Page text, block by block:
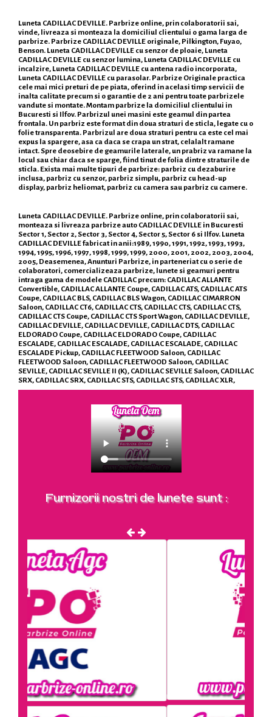
Luneta CADILLAC DEVILLE. Parbrize online, prin colaboratorii sai,
vinde, livreaza si monteaza la domiciliul clientului o gama larga de
parbrize. Parbrize CADILLAC DEVILLE originale, Pilkington, Fuyao,
Benson. Luneta CADILLAC DEVILLE cu senzor de ploaie, Luneta
CADILLAC DEVILLE cu senzor lumina, Luneta CADILLAC DEVILLE cu
incalzire, Luneta CADILLAC DEVILLE cu antena radio incorporata,
Luneta CADILLAC DEVILLE cu parasolar. Parbrize Originale practica
cele mai mici preturi de pe piata, oferind in acelasi timp servicii de
inalta calitate precum si o garantie de 2 ani pentru toate parbrizele
vandute si montate. Montam parbrize la domiciliul clientului in
Bucuresti si Ilfov. Parbrizul unei masini este geamul din partea
frontala. Un parbriz este format din doua straturi de sticla, legate cu o
folie transparenta. Parbrizul are doua straturi pentru ca este cel mai
expus la spargere, asa ca daca se crapa un strat, celalalt ramane
intact. Spre deosebire de geamurile laterale, un prabriz va ramane la
locul sau chiar daca se sparge, fiind tinut de folia dintre straturile de
sticla. Exista mai multe tipuri de parbrize: parbriz cu dezaburire
inclusa, parbriz cu senzor, parbriz simplu, parbriz cu head-up
display, parbriz heliomat, parbriz cu camera sau parbriz cu camere.
Luneta CADILLAC DEVILLE. Parbrize online, prin colaboratorii sai,
monteaza si livreaza parbrize auto CADILLAC DEVILLE in Bucuresti
Sector 1, Sector 2, Sector 3, Sector 4, Sector 5, Sector 6 si Ilfov. Luneta
CADILLAC DEVILLE fabricat in anii:1989, 1990, 1991, 1992, 1993, 1993,
1994, 1995, 1996, 1997, 1998, 1999, 1999, 2000, 2001, 2002, 2003, 2004,
2005, Deasemenea, Anunturi Parbrize, in parteneriat cu o serie de
colaboratori, comercializeaza parbrize, lunete si geamuri pentru
intraga gama de modele CADILLAC precum: CADILLAC ALLANTE
Convertible, CADILLAC ALLANTE Coupe, CADILLAC ATS, CADILLAC ATS
Coupe, CADILLAC BLS, CADILLAC BLS Wagon, CADILLAC CIMARRON
Saloon, CADILLAC CT6, CADILLAC CTS, CADILLAC CTS, CADILLAC CTS,
CADILLAC CTS Coupe, CADILLAC CTS Sport Wagon, CADILLAC DEVILLE,
CADILLAC DEVILLE, CADILLAC DEVILLE, CADILLAC DTS, CADILLAC
ELDORADO Coupe, CADILLAC ELDORADO Coupe, CADILLAC
ESCALADE, CADILLAC ESCALADE, CADILLAC ESCALADE, CADILLAC
ESCALADE Pickup, CADILLAC FLEETWOOD Saloon, CADILLAC
FLEETWOOD Saloon, CADILLAC FLEETWOOD Saloon, CADILLAC
SEVILLE, CADILLAC SEVILLE II (K), CADILLAC SEVILLE Saloon, CADILLAC
SRX, CADILLAC SRX, CADILLAC STS, CADILLAC STS, CADILLAC XLR,
Furnizorii nostri de lunete sunt :